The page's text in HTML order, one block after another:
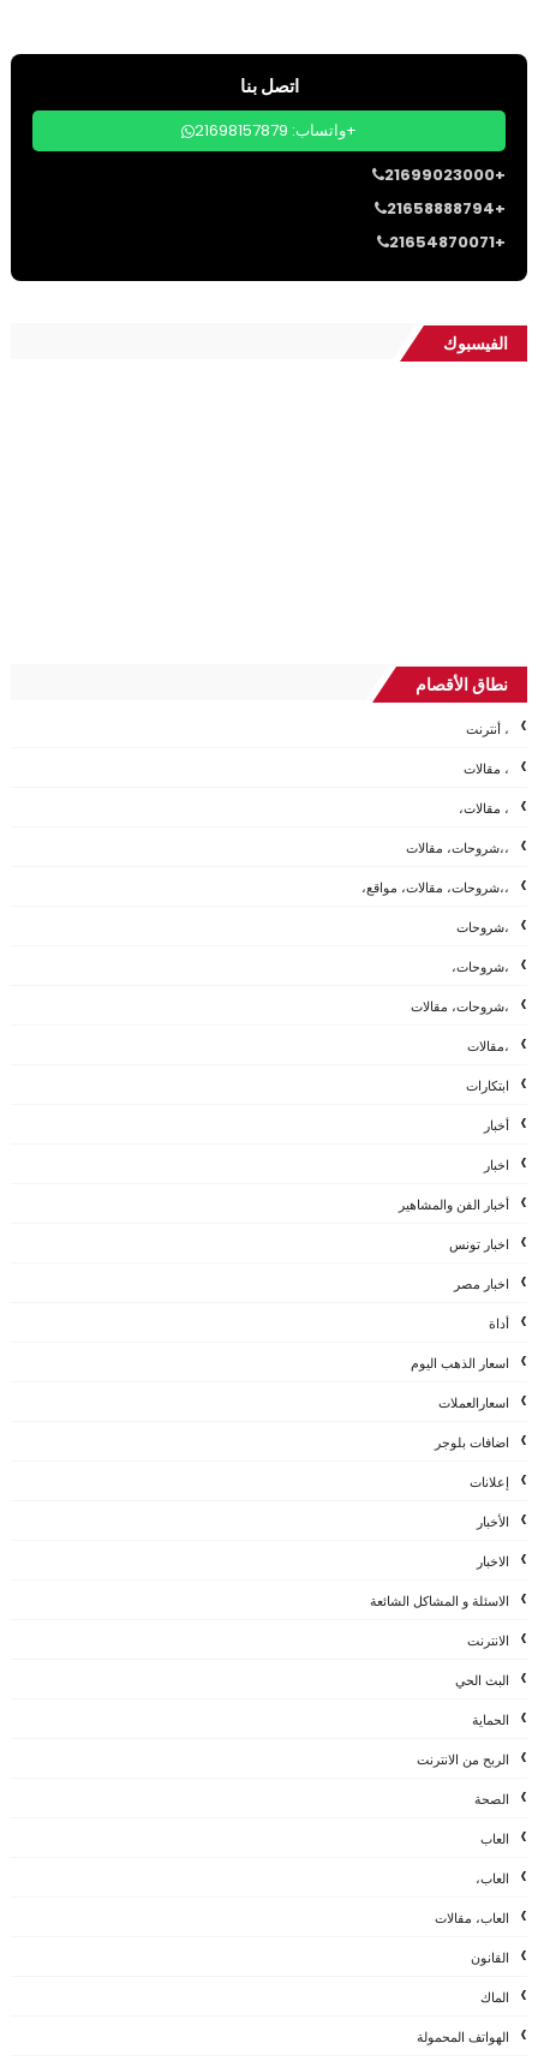
اتصل بنا
واتساب: 21698157879+
21699023000+
21658888794+
21654870071+
الفيسبوك
نطاق الأقصام
، أنترنت
، مقالات
، مقالات،
،،شروحات، مقالات
،،شروحات، مقالات، مواقع،
،شروحات
،شروحات،
،شروحات، مقالات
،مقالات
ابتكارات
أخبار
اخبار
أخبار الفن والمشاهير
اخبار تونس
اخبار مصر
أداة
اسعار الذهب اليوم
اسعارالعملات
اضافات بلوجر
إعلانات
الأخبار
الاخبار
الاسئلة و المشاكل الشائعة
الانترنت
البث الحي
الحماية
الربح من الانترنت
الصحة
العاب
العاب،
العاب، مقالات
القانون
الماك
الهواتف المحمولة